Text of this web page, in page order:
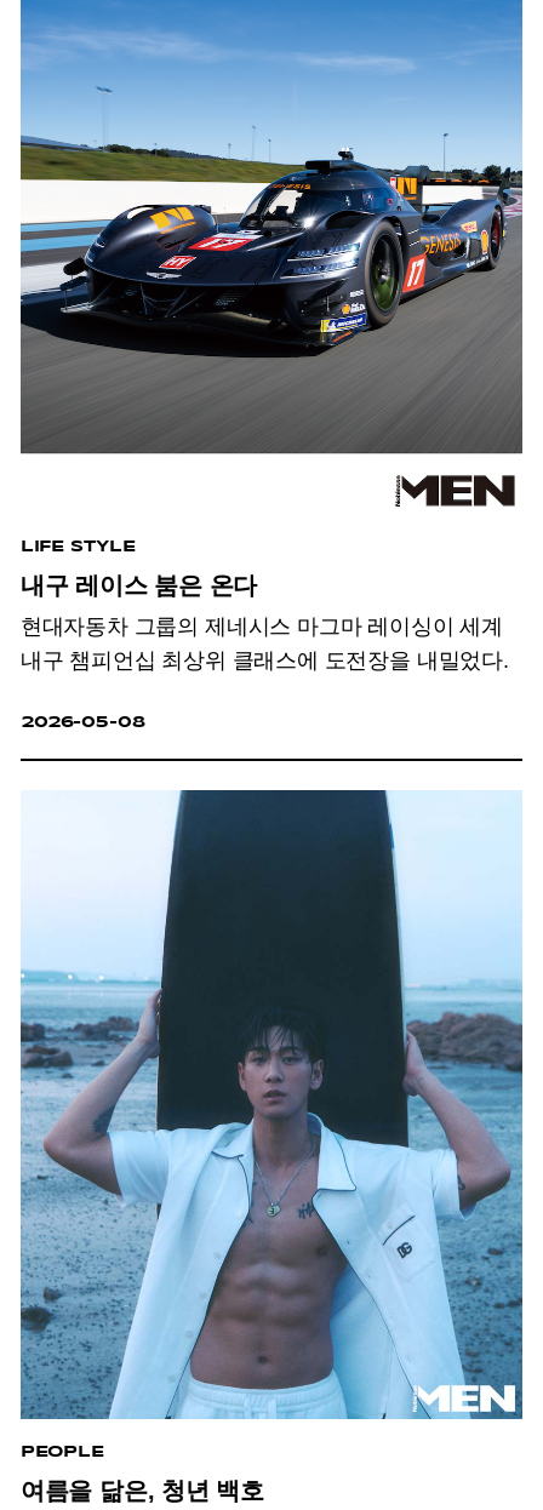
LIFE STYLE
내구 레이스 붐은 온다
현대자동차 그룹의 제네시스 마그마 레이싱이 세계
내구 챔피언십 최상위 클래스에 도전장을 내밀었다.
2026-05-08
PEOPLE
여름을 닮은, 청년 백호